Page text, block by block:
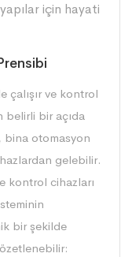
için hayati
çalışır ve kontrol
belirli bir açıda
bina otomasyon
gelebilir.
kontrol cihazları
bir şekilde